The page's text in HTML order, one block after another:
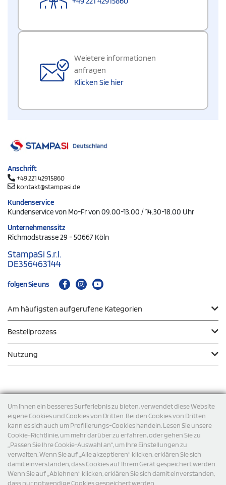
Um Ihnen ein besseres Surferlebnis zu bieten, verwendet diese Website
eigene Cookies und Cookies von Dritten. Bei den Cookies von Dritten
kann es sich auch um Profilierungs-Cookies handeln. Lesen Sie unsere
Cookie-Richtlinie, um mehr darüber zu erfahren, oder gehen Sie zu
„Passen Sie Ihre Cookie-Auswahl an“, um Ihre Einstellungen zu
verwalten. Wenn Sie auf „Alle akzeptieren“ klicken, erklären Sie sich
damit einverstanden, dass Cookies auf Ihrem Gerät gespeichert werden.
Wenn Sie auf „Ablehnen“ klicken, erklären Sie sich damit einverstanden,
dass nur notwendige Cookies gespeichert werden.
Weietere informationen
anfragen
Klicken Sie hier
Anschrift
+49 221 42915860
kontakt@stampasi.de
Kundenservice
Kundenservice von Mo-Fr von 09.00-13.00 / 14.30-18.00 Uhr
Unternehmenssitz
Richmodstrasse 29 - 50667 Köln
StampaSi S.r.l.
DE356463144
folgen Sie uns
Am häufigsten aufgerufene Kategorien
Bestellprozess
Nutzung
Versand